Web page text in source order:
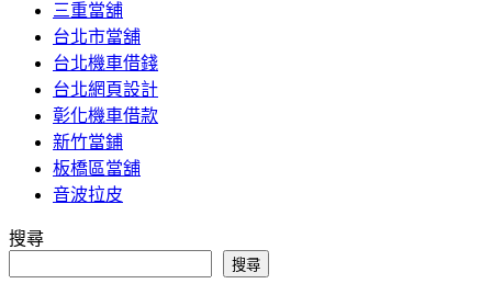
三重當舖
台北市當舖
台北機車借錢
台北網頁設計
彰化機車借款
新竹當鋪
板橋區當舖
音波拉皮
搜尋
搜尋